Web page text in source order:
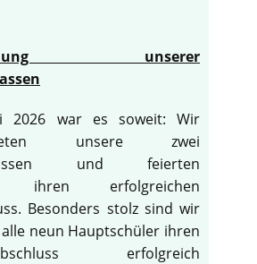
unserer
2026 war es soweit: Wir
unsere zwei
und feierten
ihren erfolgreichen
Besonders stolz sind wir
neun Hauptschüler ihren
erfolgreich